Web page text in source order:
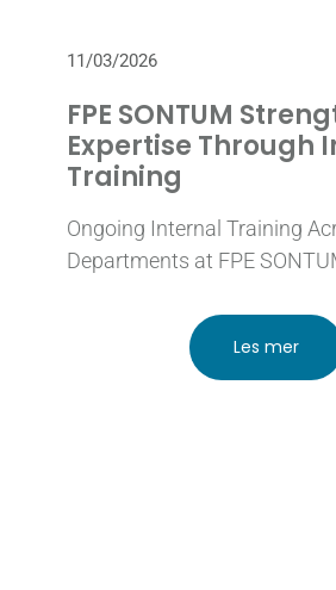
11/03/2026
FPE SONTUM
Expertise Through
Training
Ongoing Internal Training
Departments at FPE
Les mer